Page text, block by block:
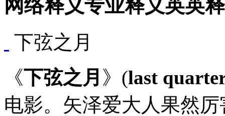
网络释义专业释义英英
下弦之月
《下弦之月 》(last
电影。矢泽爱大人果然厉